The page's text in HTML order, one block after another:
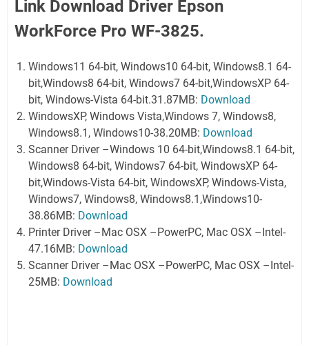
Link Download Driver Epson
WorkForce Pro WF-3825.
Windows11 64-bit, Windows10 64-bit, Windows8.1 64-
bit,Windows8 64-bit, Windows7 64-bit,WindowsXP 64-
bit, Windows-Vista 64-bit.31.87MB: Download
WindowsXP, Windows Vista,Windows 7, Windows8,
Windows8.1, Windows10-38.20MB: Download
Scanner Driver –Windows 10 64-bit,Windows8.1 64-bit,
Windows8 64-bit, Windows7 64-bit, WindowsXP 64-
bit,Windows-Vista 64-bit, WindowsXP, Windows-Vista,
Windows7, Windows8, Windows8.1,Windows10-
38.86MB: Download
Printer Driver –Mac OSX –PowerPC, Mac OSX –Intel-
47.16MB: Download
Scanner Driver –Mac OSX –PowerPC, Mac OSX –Intel-
25MB: Download